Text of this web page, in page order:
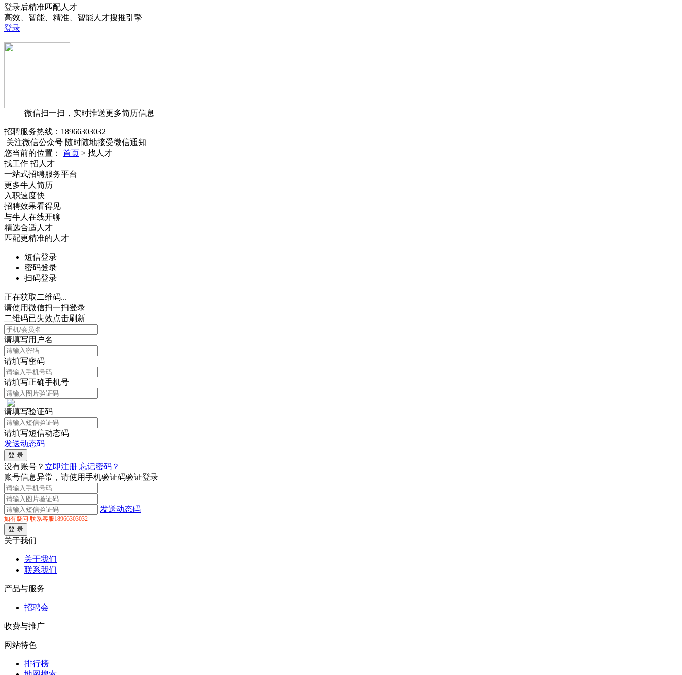
登录后精准匹配人才
高效、智能、精准、智能人才搜推引擎
登录
微信扫一扫，实时推送更多简历信息
招聘服务热线： 18966303032
关注微信公众号 随时随地接受微信通知
您当前的位置： 首页 > 找人才
找工作 招人才
一站式招聘服务平台
更多牛人简历
入职速度快
招聘效果看得见
与牛人在线开聊
精选合适人才
匹配更精准的人才
短信登录
密码登录
扫码登录
正在获取二维码...
请使用微信扫一扫登录
二维码已失效点击刷新
请填写用户名
请填写密码
请填写正确手机号
请填写验证码
请填写短信动态码
发送动态码
没有账号？ 立即注册 忘记密码？
账号信息异常，请使用手机验证码验证登录
发送动态码
如有疑问 联系客服18966303032
关于我们
关于我们
联系我们
产品与服务
招聘会
收费与推广
网站特色
排行榜